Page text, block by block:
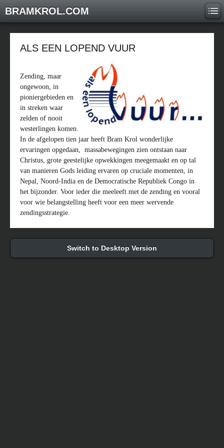
BRAMKROL.COM
ALS EEN LOPEND VUUR
Zending, maar
ongewoon, in
pioniergebieden en
in streken waar
zelden of nooit
westerlingen komen.
In de afgelopen tien jaar heeft Bram Krol wonderlijke
ervaringen opgedaan, massabewegingen zien ontstaan naar
Christus, grote geestelijke opwekkingen meegemaakt en op tal
van manieren Gods leiding ervaren op cruciale momenten, in
Nepal, Noord-India en de Democratische Republiek Congo in
het bijzonder. Voor ieder die meeleeft met de zending en vooral
voor wie belangstelling heeft voor een meer wervende
zendingsstrategie.
Switch to Desktop Version